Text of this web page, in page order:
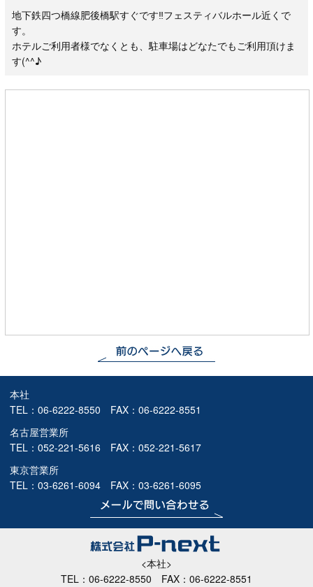
地下鉄四つ橋線肥後橋駅すぐです‼フェスティバルホール近くで
す。
ホテルご利用者様でなくとも、駐車場はどなたでもご利用頂けま
す(^^♪
本社
TEL： 06-6222-8550 FAX：06-6222-8551
名古屋営業所
TEL： 052-221-5616 FAX：052-221-5617
東京営業所
TEL： 03-6261-6094 FAX：03-6261-6095
<本社>
TEL： 06-6222-8550 FAX：06-6222-8551